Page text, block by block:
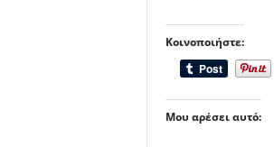
Κοινοποιήστε:
Μου αρέσει αυτό: